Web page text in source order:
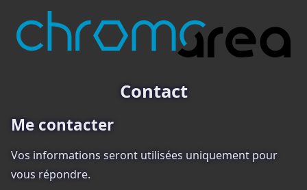
Contact
Me contacter
Vos informations seront utilisées uniquement pour
vous répondre.